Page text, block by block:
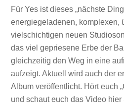
Für Yes ist dieses „nächste
energiegeladenen, komplexen,
vielschichtigen neuen
das viel gepriesene Erbe der
gleichzeitig den Weg in eine
aufzeigt. Aktuell wird auch der
Album veröffentlicht. Hört euch
und schaut euch das Video hier